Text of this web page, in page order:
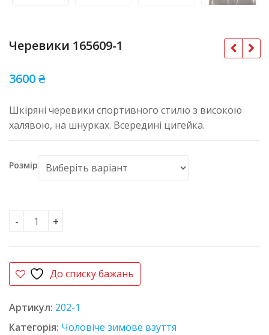
Черевики 165609-1
3600₴
Шкіряні черевики спортивного стилю з високою
халявою, на шнурках. Всередині цигейка.
Розмір
Черевики 165609-1 кількість
До списку бажань
Артикул: 202-1
Категорія: Чоловіче зимове взуття